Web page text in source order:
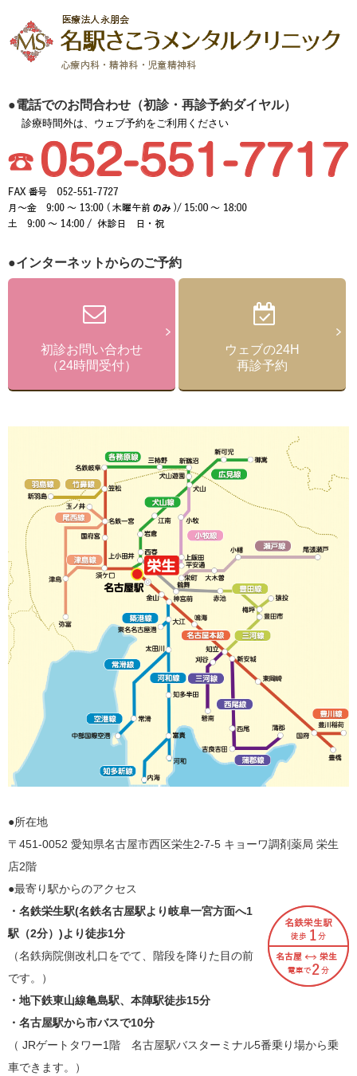
●電話でのお問合わせ（初診・再診予約ダイヤル）
診療時間外は、ウェブ予約をご利用ください
●インターネットからのご予約
初診お問い合わせ
（24時間受付）
ウェブの24H
再診予約
●所在地
〒451-0052 愛知県名古屋市西区栄生2-7-5 キョーワ調剤薬局 栄生
店2階
●最寄り駅からのアクセス
・名鉄栄生駅(名鉄名古屋駅より岐阜一宮方面へ1
駅（2分）)より徒歩1分
（名鉄病院側改札口をでて、階段を降りた目の前
です。）
・地下鉄東山線亀島駅、本陣駅徒歩15分
・名古屋駅から市バスで10分
（ JRゲートタワー1階 名古屋駅バスターミナル5番乗り場から乗
車できます。）